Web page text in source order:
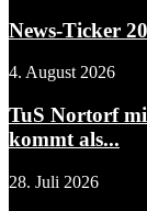
News-Ticker
4. August 2026
TuS Nortorf
kommt als...
28. Juli 2026